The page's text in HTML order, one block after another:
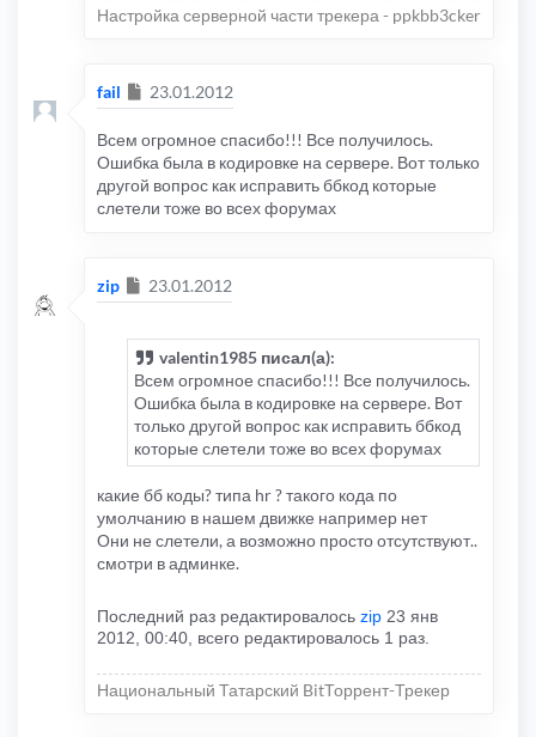
Настройка серверной части трекера - ppkbb3cker
fail Сообщение
23.01.2012
Всем огромное спасибо!!! Все получилось.
Ошибка была в кодировке на сервере. Вот только
другой вопрос как исправить ббкод которые
слетели тоже во всех форумах
zip Сообщение
23.01.2012
valentin1985 писал(а):
Всем огромное спасибо!!! Все получилось.
Ошибка была в кодировке на сервере. Вот
только другой вопрос как исправить ббкод
которые слетели тоже во всех форумах
какие бб коды? типа hr ? такого кода по
умолчанию в нашем движке например нет
Они не слетели, а возможно просто отсутствуют..
смотри в админке.
Последний раз редактировалось zip 23 янв
2012, 00:40, всего редактировалось 1 раз.
Национальный Татарский BitТоррент-Трекер